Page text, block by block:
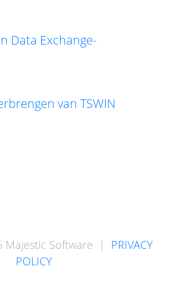
Data Exchange-
van TSWIN
Majestic Software | PRIVACY
POLICY